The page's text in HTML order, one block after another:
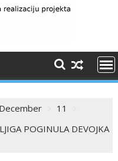
December
11
POGINULA DEVOJKA